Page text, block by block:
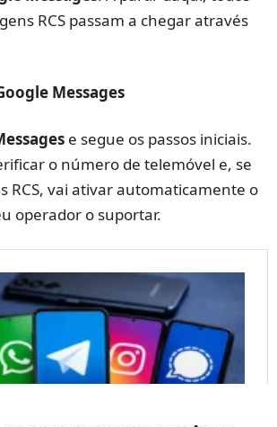
RCS passam a chegar através
Messages
e segue os passos iniciais.
o número de telemóvel e, se
RCS, vai ativar automaticamente o
operador o suportar.